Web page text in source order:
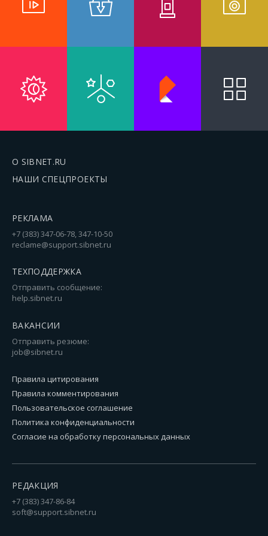
О SIBNET.RU
НАШИ СПЕЦПРОЕКТЫ
РЕКЛАМА
+7 (383) 347-06-78, 347-10-50
reclame@support.sibnet.ru
ТЕХПОДДЕРЖКА
Отправить сообщение:
help.sibnet.ru
ВАКАНСИИ
Отправить резюме:
job@sibnet.ru
Правила цитирования
Правила комментирования
Пользовательское соглашение
Политика конфиденциальности
Согласие на обработку персональных данных
РЕДАКЦИЯ
+7 (383) 347-86-84
soft@support.sibnet.ru